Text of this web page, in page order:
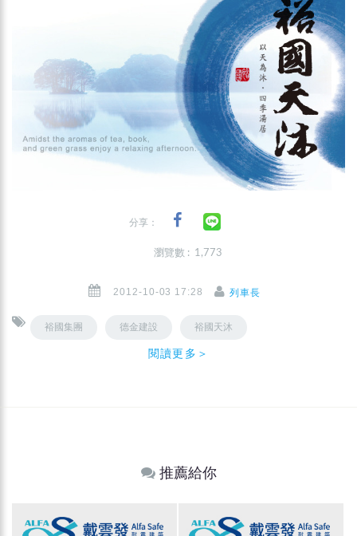
分享：
瀏覽數 : 1,773
2012-10-03 17:28 列車長
裕國集團 德金建設 裕國天沐
閱讀更多＞
推薦給你